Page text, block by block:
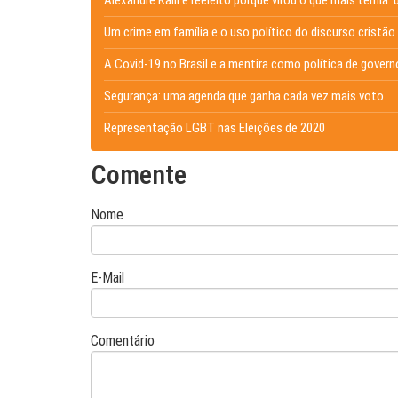
Um crime em família e o uso político do discurso cristão
A Covid-19 no Brasil e a mentira como política de
Segurança: uma agenda que ganha cada vez mais voto
Representação LGBT nas Eleições de 2020
Comente
Nome
E-Mail
Comentário